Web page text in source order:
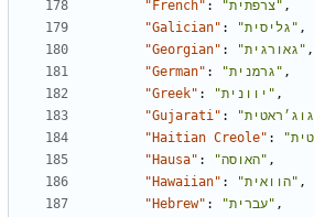
"French" : "צרפתית" ,
"Galician" : "גליסית" ,
"Georgian" : "גאורגית" ,
"German" : "גרמנית" ,
"Greek" : "יוונית" ,
"Gujarati" :
"Haitian Creole" :
"Hausa" : "האוסה" ,
"Hawaiian" : "הוואית" ,
"Hebrew" : "עברית" ,